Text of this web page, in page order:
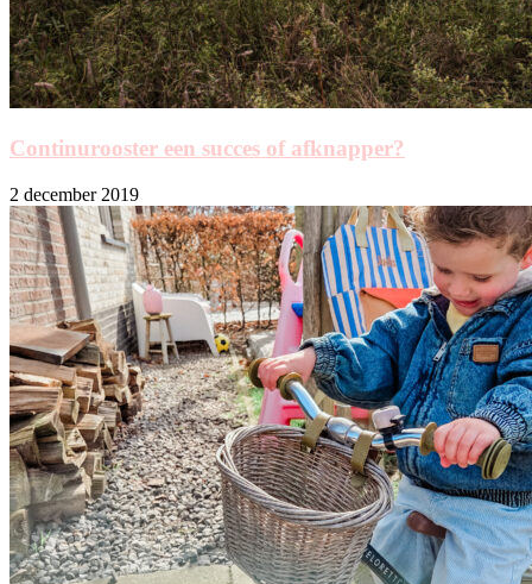
Continurooster een succes of afknapper?
2 december 2019